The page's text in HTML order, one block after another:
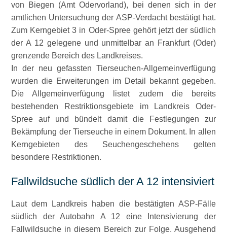
von Biegen (Amt Odervorland), bei denen sich in der
amtlichen Untersuchung der ASP-Verdacht bestätigt hat.
Zum Kerngebiet 3 in Oder-Spree gehört jetzt der südlich
der A 12 gelegene und unmittelbar an Frankfurt (Oder)
grenzende Bereich des Landkreises.
In der neu gefassten Tierseuchen-Allgemeinverfügung
wurden die Erweiterungen im Detail bekannt gegeben.
Die Allgemeinverfügung listet zudem die bereits
bestehenden Restriktionsgebiete im Landkreis Oder-
Spree auf und bündelt damit die Festlegungen zur
Bekämpfung der Tierseuche in einem Dokument. In allen
Kerngebieten des Seuchengeschehens gelten
besondere Restriktionen.
Fallwildsuche südlich der A 12 intensiviert
Laut dem Landkreis haben die bestätigten ASP-Fälle
südlich der Autobahn A 12 eine Intensivierung der
Fallwildsuche in diesem Bereich zur Folge. Ausgehend